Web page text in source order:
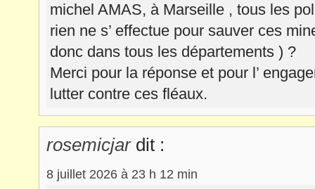
michel AMAS, à Marseille , tous les
rien ne s’ effectue pour sauver ces
donc dans tous les départements ) ?
Merci pour la réponse et pour l’
lutter contre ces fléaux.
rosemicjar dit :
8 juillet 2026 à 23 h 12 min